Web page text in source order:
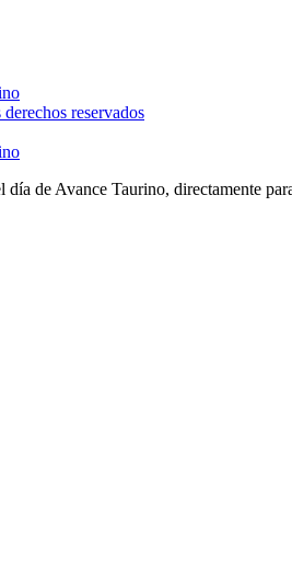
reservados
día de Avance Taurino, directamente